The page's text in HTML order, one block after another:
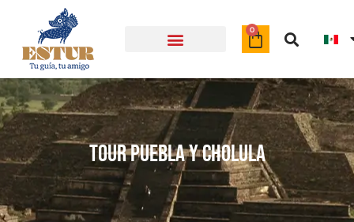
0
Tour Puebla y cholula